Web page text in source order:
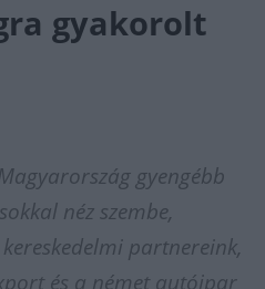
gyakorolt
gyengébb
néz szembe,
partnereink,
és a német autóipar